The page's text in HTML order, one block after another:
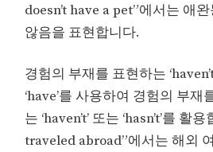
doesn’t have a pet”에서는 애
않음을 표현합니다.
경험의 부재를 표현하는
‘have’를 사용하여 경험의 부재
는 ‘haven’t’ 또는 ‘hasn’t’를 활
traveled abroad”에서는 해외